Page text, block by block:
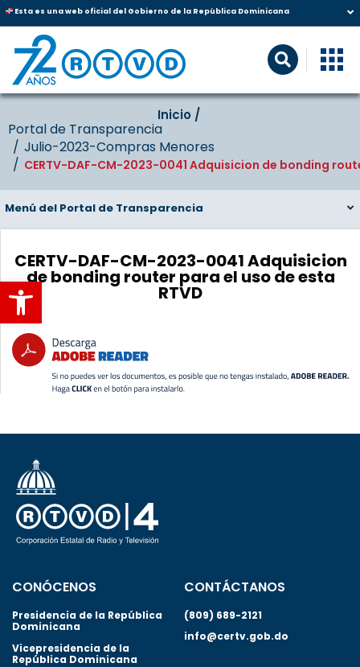
Abrir barra de herramientas
Esta es una web oficial del Gobierno de la República Dominicana
Inicio‎‎ /‎ ‎
Portal de Transparencia
Julio-2023-Compras Menores
CERTV-DAF-CM-2023-0041 Adquisicion de bonding
Menú del Portal de Transparencia
CERTV-DAF-CM-2023-0041 Adquisicion
de bonding router para el uso de esta
RTVD
CONÓCENOS
Presidencia de la República
Dominicana
Vicepresidencia de la
República Dominicana
CONTÁCTANOS
(809) 689-2121
info@certv.gob.do